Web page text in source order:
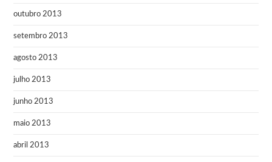
outubro 2013
setembro 2013
agosto 2013
julho 2013
junho 2013
maio 2013
abril 2013